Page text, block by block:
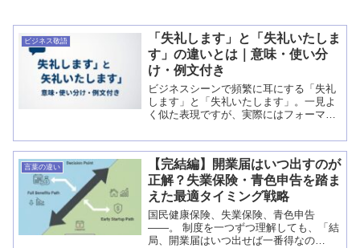
ビジネス敬語
「失礼します」と「失礼いたしま
す」の違いとは｜意味・使い分
け・例文付き
ビジネスシーンで頻繁に耳にする「失礼
します」と「失礼いたします」。一見よ
く似た表現ですが、実際にはフォーマル
新入社員の頃、私も電話対応でつい「失
礼いたします」を多用しすぎ...
言葉の違い
【完結編】開業届はいつ出すのが
正解？失業保険・青色申告を踏ま
えた最適タイミング戦略
国民健康保険、失業保険、青色申告
――。 制度を一つずつ理解しても、「結
局、開業届はいつ出せば一番得なの